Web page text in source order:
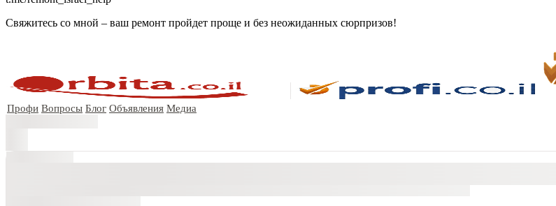
Свяжитесь со мной – ваш ремонт пройдет проще и без неожиданных сюрпризов!
Профи Вопросы Блог Объявления Медиа